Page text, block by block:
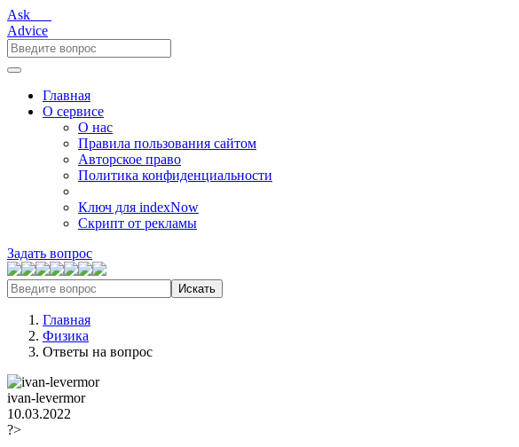
Ask___
Advice
Главная
О сервисе
О нас
Правила пользования сайтом
Авторское право
Политика конфиденциальности
Ключ для indexNow
Скрипт от рекламы
Задать вопрос
Искать
Главная
Физика
Ответы на вопрос
ivan-levermor
10.03.2022
?>